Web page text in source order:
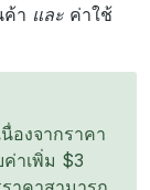
ค้า และ ค่าใช้
องจากราคา
ค่าเพิ่ม $3